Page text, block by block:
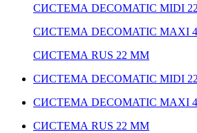
СИСТЕМА DECOMATIC MIDI
СИСТЕМА DECOMATIC MAXI
СИСТЕМА RUS 22 ММ
СИСТЕМА DECOMATIC MIDI
СИСТЕМА DECOMATIC MAXI
СИСТЕМА RUS 22 ММ